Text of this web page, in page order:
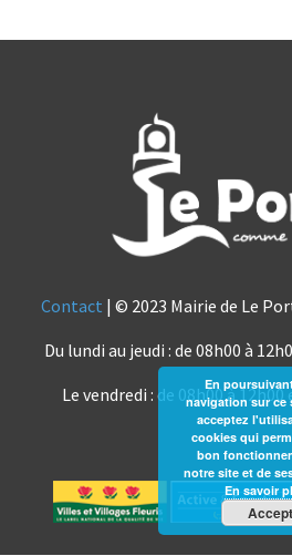
Contact | © 2023 Mairie de Le
Du lundi au jeudi : de 08h00 à
Le vendredi : de 08h00 à
En
navigation sur ce
acceptez
cookies qui
bon
notre site et de
En savoir